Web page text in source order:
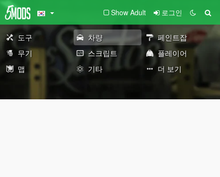
Show Adult 로그인
도구 차량
페인트잡
무기
스크립트
플레이어
맵
기타 더 보기